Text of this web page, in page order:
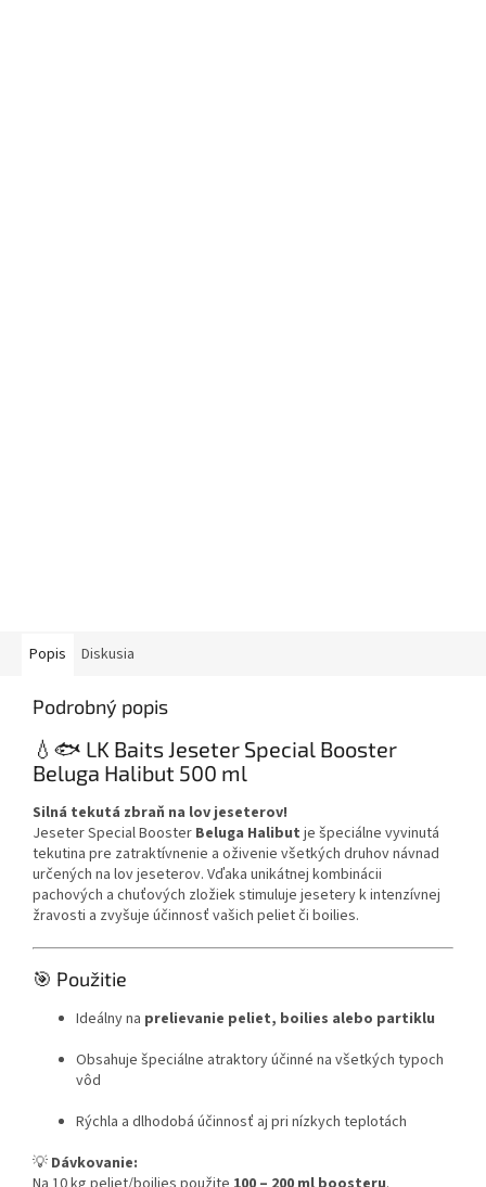
Popis Diskusia
Podrobný popis
💧🐟 LK Baits Jeseter Special Booster
Beluga Halibut 500 ml
Silná tekutá zbraň na lov jeseterov!
Jeseter Special Booster Beluga Halibut je špeciálne vyvinutá
tekutina pre zatraktívnenie a oživenie všetkých druhov návnad
určených na lov jeseterov. Vďaka unikátnej kombinácii
pachových a chuťových zložiek stimuluje jesetery k intenzívnej
žravosti a zvyšuje účinnosť vašich peliet či boilies.
🎯 Použitie
Ideálny na prelievanie peliet, boilies alebo partiklu
Obsahuje špeciálne atraktory účinné na všetkých typoch
vôd
Rýchla a dlhodobá účinnosť aj pri nízkych teplotách
💡 Dávkovanie: